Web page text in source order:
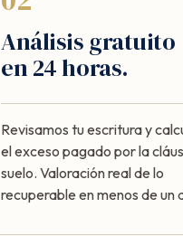
Análisis gratuito
en 24 horas.
Revisamos tu escritura y
el exceso pagado por la
suelo. Valoración real de lo
recuperable en menos de un